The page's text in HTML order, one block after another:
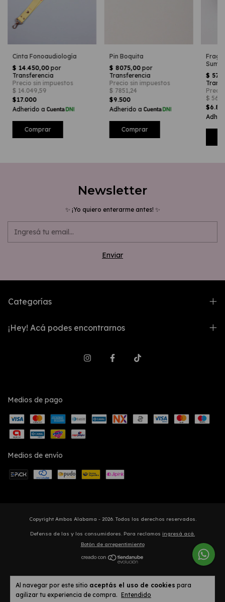
Al navegar por este sitio aceptás el uso de cookies para
agilizar tu experiencia de compra. Entendido
Cinta Fonoaudiología
$17.000
Pin Boquita
$9.500
Newsletter
✨ ¡Yo quiero enterarme antes! ✨
Categorías
¡Hey! Acá podes encontrarnos
Medios de pago
Medios de envío
Copyright Ambos Alabama - 2026. Todos los derechos reservados.
Defensa de las y los consumidores. Para reclamos ingresá acá.
Botón de arrepentimiento